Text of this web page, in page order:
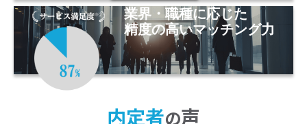
業界・職種に応じた
精度の高いマッチング力
内定者の声